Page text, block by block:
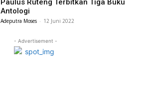
Paulus Ruteng Terbitkan Tiga Buku
Antologi
Adeputra Moses - 12 Juni 2022
- Advertisement -